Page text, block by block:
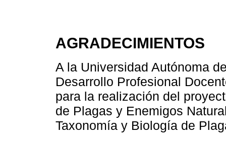
AGRADECIMIENTOS
A la Universidad Autónoma
Desarrollo Profesional
para la realización del
de Plagas y Enemigos
Taxonomía y Biología de